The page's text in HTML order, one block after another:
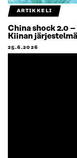
ARTIKKELI
China shock 2.0
Kiinan
25.6.2026